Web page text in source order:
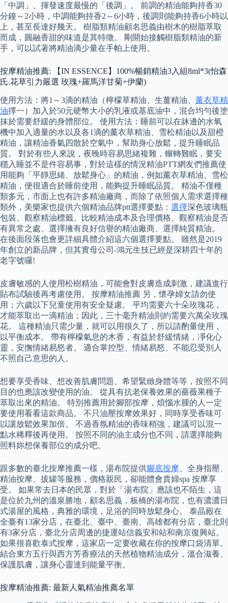
「中調」、揮發速度最慢的「後調」。 前調的精油能夠持香30
分鐘～2小時，中調能夠持香2～6小時，後調則能夠持香6小時以
上，甚至長達好幾天。 樹脂類精油顧名思義由樹木的樹脂萃取
而成，圓融香甜的味道是其特徵。 剛開始接觸樹脂類精油的新
手，可以試著將精油滴少量在手帕上使用。
按摩精油推薦: 【IN ESSENCE】100%暢銷精油3入組8ml*3(怡森
氏.花草引力嚴選 玫瑰+羅馬洋甘菊+伊蘭)
使用方法：將1～3滴的精油（檸檬草精油、生薑精油、 薰衣草精
油擇一）加入於50元硬幣大小的乳液或基底油中，混合均勻後塗
抹於需要舒緩的身體部位。 使用方法：睡前可以在牀邊的水氧
機中加入適量的水以及各1滴的薰衣草精油、雪松精油以及甜橙
精油，讓精油香氣四散於空氣中，幫助身心放鬆，提升睡眠品
質。 對於有些人來說，夜晚時容易思緒複雜，輾轉難眠，要安
穩入睡並不是件容易事，對於這樣的情況精油PTT網友們推薦使
用能夠「平靜思緒、放鬆身心」的精油，例如薰衣草精油、雪松
精油，便很適合於睡前使用，能夠提升睡眠品質。 精油不僅種
類多元，市面上也有許多精油廠商，而除了依照個人需求選擇種
類外，美樂家也提供六個精油品牌ptt選擇要點： 選擇深色玻璃瓶
包裝、觀察精油標籤、比較精油成本及合理價格、觀察精油是否
有異常之處、選擇擁有良好信譽的精油廠商、選擇純質精油。
在後面段落也會更詳細具體介紹這六個選擇要點。 雖然是2019
年創立的新品牌，但其實母公司-鴻元生技已經是深耕四十年的
老字號囉!
皮膚敏感的人使用松樹精油，可能會對皮膚造成刺激，建議進行
貼布試驗後再考慮使用。 按摩精油推薦 另，懷孕婦女請勿使
用；六歲以下兒童使用有安全疑慮。 平均需要六十朵玫瑰花，
才能萃取出一滴精油；因此，三十毫升精油則約需要六萬朵玫瑰
花。 這種精油只需少量，就可以用很久了，所以請酌量使用，
以平衡成本。 帶有檸檬氣息的木香，有益於舒緩情緒，凈化心
靈，安撫情緒易怒者。 適合掌控型、情緒易怒、不能忍受別人
不照自己意思的人。
想要享受香味、想改善肌膚問題、希望緊緻身體等等，按照不同
目的也應該改變使用的油。 從具有抗老保養效果的薔薇果種子
萃取出來的精油。 特別推薦用於腳部按摩，煩惱水腫的人一定
要使用看看這款商品。 不只油壓按摩效果好，同時享受香味可
以讓放鬆效果加倍。 不過香氛精油的香味稍強，建議可以混一
點水稀釋後再使用。 按照不同的油主成分也不同，請選擇能夠
照料妳想保養部位的成分吧。
跟多數的臺北按摩推薦一樣，湯布院提供腳底按摩 、全身指壓、
精油按摩、拔罐等服務，價格親民，卻能體會貴婦spa 按摩享
受。 如果常去日本的民眾，對於「湯布院」應該也不陌生，這
是位於九州的溫泉勝地，顧名思義，板橋的湯布院，也有濃濃日
式湯屋的風格，典雅的環境，足浴的同時放鬆身心。 泰晶殿在
全臺有13家分店，在臺北、臺中、臺南、高雄都有分店，臺北則
有3家分店，臺北分店周邊的捷運站信義安和站和南京復興站。
如果很喜歡泰式按摩，這家店一定要收藏在你的按摩口袋清單。
結合東方五行與西方芳香療法的天然植物精油成分，溫合滋養、
保護肌膚，讓身心靈達到能量平衡。
按摩精油推薦: 最新人氣精油推薦名單